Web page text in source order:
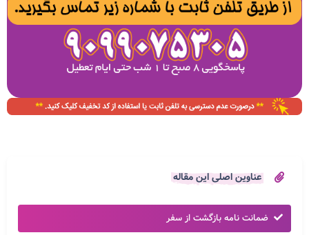
عناوین اصلی این مقاله
ضمانت نامه بازگشت از سفر